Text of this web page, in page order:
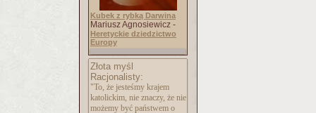
Kubek z rybką Darwina
Mariusz Agnosiewicz -
Heretyckie dziedzictwo
Europy
Złota myśl
Racjonalisty:
"To, że jesteśmy krajem
katolickim, nie znaczy, że nie
możemy być państwem o